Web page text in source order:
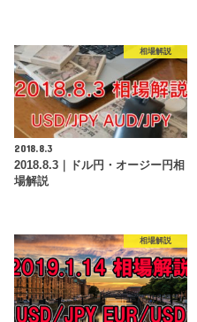
相場解説
2018.8.3
2018.8.3｜ドル円・オージー円相
場解説
相場解説